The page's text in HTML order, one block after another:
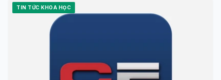
TIN TỨC KHOA HỌC